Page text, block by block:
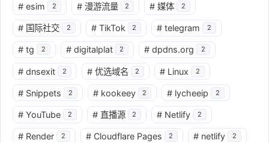
# esim 2 # 漫游流量 2 # 媒体 2
# 国际社交 2 # TikTok 2 # telegram 2
# tg 2 # digitalplat 2 # dpdns.org 2
# dnsexit 2 # 优选域名 2 # Linux 2
# Snippets 2 # kookeey 2 # lycheeip 2
# YouTube 2 # 直播源 2 # Netlify 2
# Render 2 # Cloudflare Pages 2 # netlify 2